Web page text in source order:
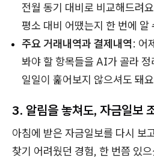
전월 동기 대비로 비교해드려
평소 대비 어땠는지 한 번에 알
주요 거래내역과 결제내역: 어
봐야 할 항목들을 AI가 골라
일일이 훑어보지 않으셔도 돼
3. 알림을 놓쳐도, 자금일보
아침에 받은 자금일보를 다시 보
찾기 어려웠던 경험, 한 번쯤 있